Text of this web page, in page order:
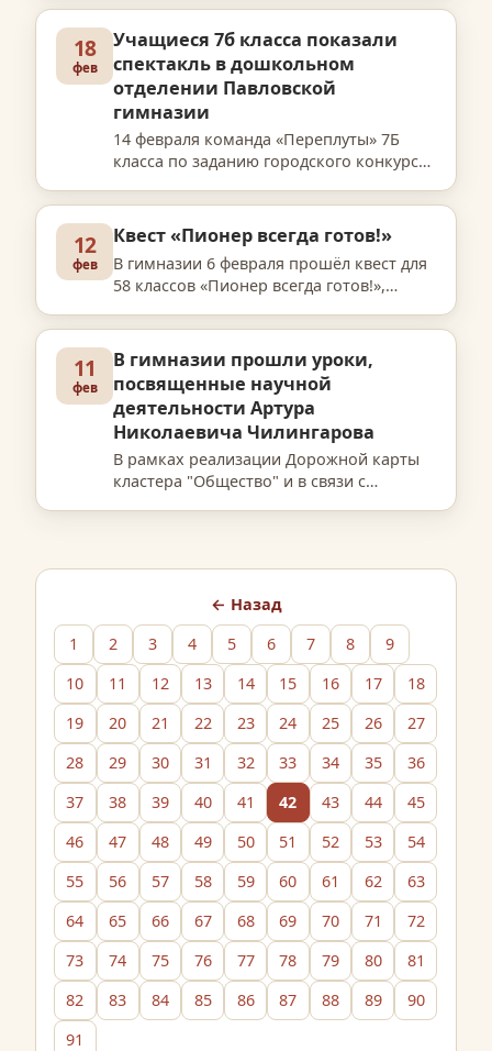
школьного этапа предметных
олимпиад. На торжественной линейке в
этот день собрались все гимназисты 14…
18
фев
Учащиеся 7б класса показали
спектакль в дошкольном
отделении Павловской
гимназии
14 февраля команда «Переплуты» 7Б
класса по заданию городского конкурса
группам дошкольного отделения
Павловской гимназии кукольный
спектакль «Бременские музыканты».
Ко…
12
фев
Квест «Пионер всегда готов!»
В гимназии 6 февраля прошёл квест для
58 классов «Пионер всегда готов!»,
Участвовали 10 команд по 6 человек в
каждой. Ребята легко погрузилась во
времена советского пер…
11
фев
В гимназии прошли уроки,
посвященные научной
деятельности Артура
Николаевича Чилингарова
В рамках реализации Дорожной карты
кластера "Общество" и в связи с
Беллинзгаузеном и М.П. Лазаревым в
← Назад
1
2 3 4 5 6 7 8
9
10
11 12 13 14 15 16 17
18
19
20 21 22 23 24 25 26
27
28
29 30 31 32 33 34 35
36
37
38 39 40 41 42 43 44
45
46
47 48 49 50 51 52 53
54
55
56 57 58 59 60 61 62
63
64
65 66 67 68 69 70 71
72
73
74 75 76 77 78 79 80
81
82
83 84 85 86 87 88 89
90
91